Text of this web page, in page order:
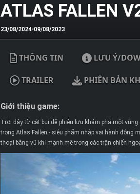
ATLAS FALLEN
23/08/2024•09/08/2023
THÔNG TIN LƯU Ý/
TRAILER PHIÊN BẢN
Giới thiệu game:
Trỗi dậy từ cát bụi để phiêu lưu khám phá một
trong Atlas Fallen - siêu phẩm nhập vai hành động
thoại bằng vũ khí mạnh mẽ trong các trận chiến